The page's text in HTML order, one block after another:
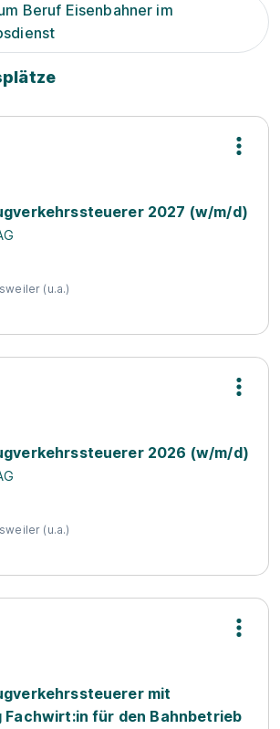
Beruf Eisenbahner im
2027 (w/m/d)
(u.a.)
2026 (w/m/d)
(u.a.)
mit
Fachwirt:in für den Bahnbetrieb